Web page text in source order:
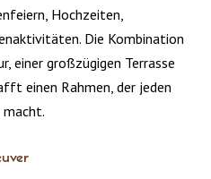
Hochzeiten,
Die Kombination
einer großzügigen Terrasse
einen Rahmen, der jeden